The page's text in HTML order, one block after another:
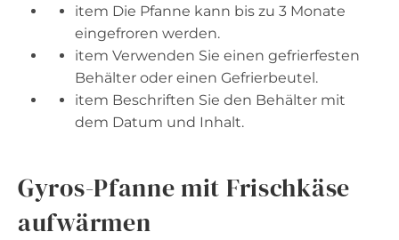
item Die Pfanne kann bis zu 3 Monate
eingefroren werden.
item Verwenden Sie einen gefrierfesten
Behälter oder einen Gefrierbeutel.
item Beschriften Sie den Behälter mit
dem Datum und Inhalt.
Gyros-Pfanne mit Frischkäse
aufwärmen